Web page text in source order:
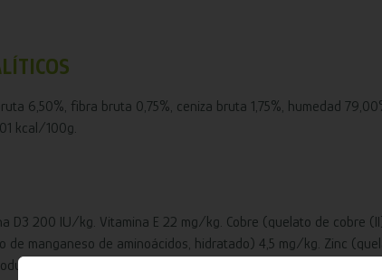
6,50%, fibra bruta 0,75%, ceniza bruta 1,75%, humedad
kcal/100g.
D3 200 IU/kg. Vitamina E 22 mg/kg. Cobre (quelato de cobre
de manganeso de aminoácidos, hidratado) 4,5 mg/kg. Zinc
potásico) 0,33 mg/kg. Selenio (L-seleniometionina) 0,07